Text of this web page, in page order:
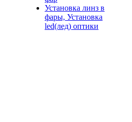
Установка линз в
фары, Установка
led(лед) оптики